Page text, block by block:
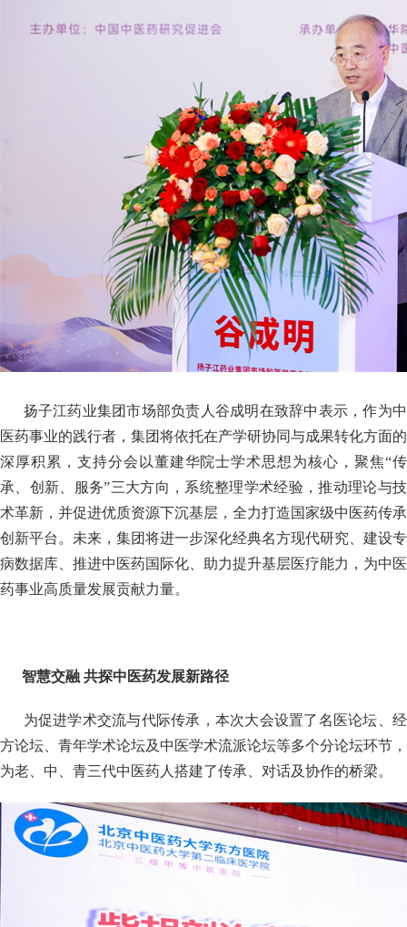
扬子江药业集团市场部负责人谷成明在致辞中表示，作为中
医药事业的践行者，集团将依托在产学研协同与成果转化方面的
深厚积累，支持分会以董建华院士学术思想为核心，聚焦“传
承、创新、服务”三大方向，系统整理学术经验，推动理论与技
术革新，并促进优质资源下沉基层，全力打造国家级中医药传承
创新平台。未来，集团将进一步深化经典名方现代研究、建设专
病数据库、推进中医药国际化、助力提升基层医疗能力，为中医
药事业高质量发展贡献力量。
智慧交融 共探中医药发展新路径
为促进学术交流与代际传承，本次大会设置了名医论坛、经
方论坛、青年学术论坛及中医学术流派论坛等多个分论坛环节，
为老、中、青三代中医药人搭建了传承、对话及协作的桥梁。